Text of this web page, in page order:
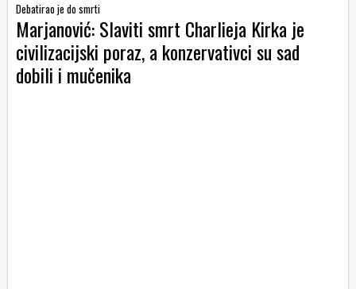
Debatirao je do smrti
Marjanović: Slaviti smrt Charlieja Kirka je
civilizacijski poraz, a konzervativci su sad
dobili i mučenika